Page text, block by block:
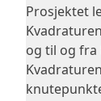
Prosjektet
og til og